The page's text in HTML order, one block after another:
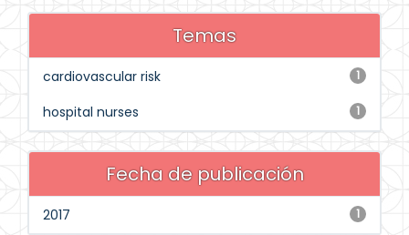
Temas
1
cardiovascular risk
1
hospital nurses
Fecha de publicación
1
2017